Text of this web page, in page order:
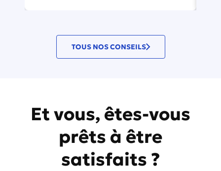
TOUS NOS CONSEILS
Et vous, êtes-vous
prêts à être
satisfaits ?